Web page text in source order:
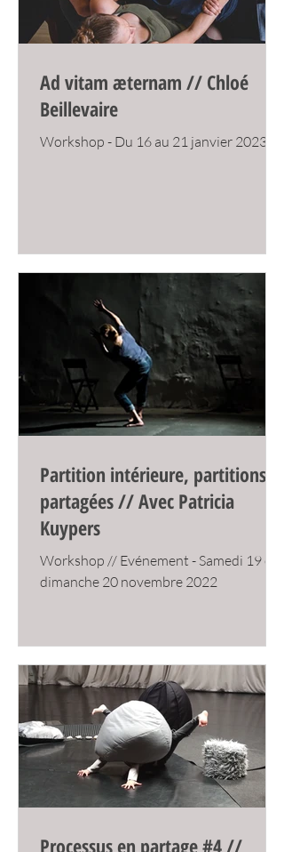
Ad vitam æternam // Chloé
Beillevaire
Workshop - Du 16 au 21 janvier 2023
Partition intérieure, partitions
partagées // Avec Patricia
Kuypers
Workshop // Evénement - Samedi 19 et
dimanche 20 novembre 2022
Processus en partage #4 //